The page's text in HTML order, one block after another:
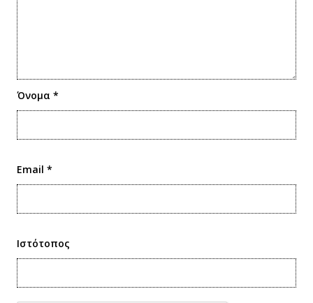
Όνομα *
Email *
Ιστότοπος